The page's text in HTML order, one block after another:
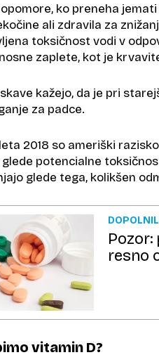
ko preneha
ali zdravila za
toksičnost vodi v
zaplete, kot je
kažejo, da je pri
za padce.
2018 so ameriški
potencialne
glede tega, kolikšen
resno
vitamin D?